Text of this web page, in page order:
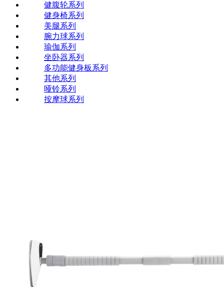
健腹轮系列
健身椅系列
美腿系列
腕力球系列
瑜伽系列
坐卧器系列
多功能健身板系列
其他系列
哑铃系列
按摩球系列